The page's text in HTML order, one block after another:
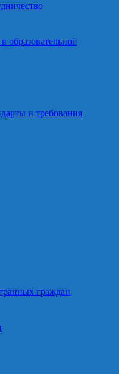
образовательной
и требования
граждан